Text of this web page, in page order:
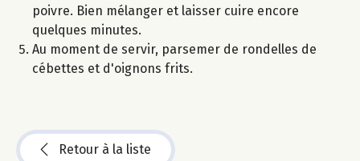
poivre. Bien mélanger et laisser cuire encore
quelques minutes.
Au moment de servir, parsemer de rondelles de
cébettes et d'oignons frits.
Retour à la liste